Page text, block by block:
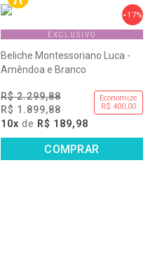
17%
EXCLUSIVO
Beliche Montessoriano Luca -
Amêndoa e Branco
R$ 2.299,88
R$ 1.899,88
Economize
R$ 400,00
10x de R$ 189,98
COMPRAR